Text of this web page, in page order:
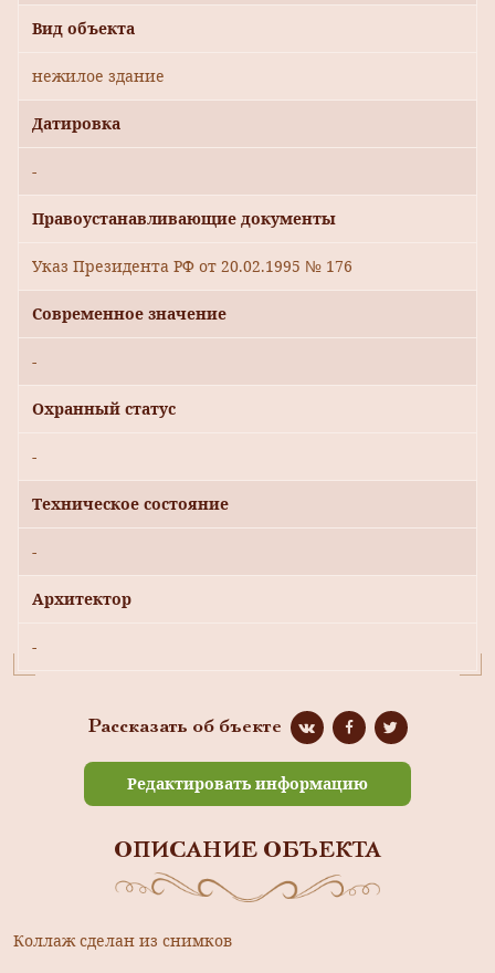
Вид объекта
нежилое здание
Датировка
-
Правоустанавливающие документы
Указ Президента РФ от 20.02.1995 № 176
Современное значение
-
Охранный статус
-
Техническое состояние
-
Архитектор
-
Рассказать об бъекте
Редактировать информацию
ОПИСАНИЕ ОБЪЕКТА
Коллаж сделан из снимков